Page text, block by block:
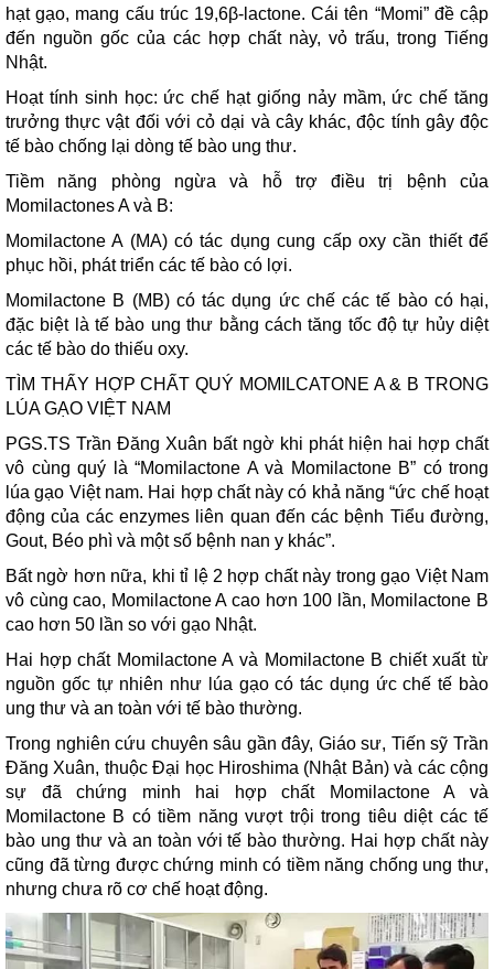
hạt gạo, mang cấu trúc 19,6β-lactone. Cái tên “Momi” đề cập
đến nguồn gốc của các hợp chất này, vỏ trấu, trong Tiếng
Nhật.
Hoạt tính sinh học: ức chế hạt giống nảy mầm, ức chế tăng
trưởng thực vật đối với cỏ dại và cây khác, độc tính gây độc
tế bào chống lại dòng tế bào ung thư.
Tiềm năng phòng ngừa và hỗ trợ điều trị bệnh của
Momilactones A và B:
Momilactone A (MA) có tác dụng cung cấp oxy cần thiết để
phục hồi, phát triển các tế bào có lợi.
Momilactone B (MB) có tác dụng ức chế các tế bào có hại,
đặc biệt là tế bào ung thư bằng cách tăng tốc độ tự hủy diệt
các tế bào do thiếu oxy.
TÌM THẤY HỢP CHẤT QUÝ MOMILCATONE A & B TRONG
LÚA GẠO VIỆT NAM
PGS.TS Trần Đăng Xuân bất ngờ khi phát hiện hai hợp chất
vô cùng quý là “Momilactone A và Momilactone B” có trong
lúa gạo Việt nam. Hai hợp chất này có khả năng “ức chế hoạt
động của các enzymes liên quan đến các bệnh Tiểu đường,
Gout, Béo phì và một số bệnh nan y khác”.
Bất ngờ hơn nữa, khi tỉ lệ 2 hợp chất này trong gạo Việt Nam
vô cùng cao, Momilactone A cao hơn 100 lần, Momilactone B
cao hơn 50 lần so với gạo Nhật.
Hai hợp chất Momilactone A và Momilactone B chiết xuất từ
nguồn gốc tự nhiên như lúa gạo có tác dụng ức chế tế bào
ung thư và an toàn với tế bào thường.
Trong nghiên cứu chuyên sâu gần đây, Giáo sư, Tiến sỹ Trần
Đăng Xuân, thuộc Đại học Hiroshima (Nhật Bản) và các cộng
sự đã chứng minh hai hợp chất Momilactone A và
Momilactone B có tiềm năng vượt trội trong tiêu diệt các tế
bào ung thư và an toàn với tế bào thường. Hai hợp chất này
cũng đã từng được chứng minh có tiềm năng chống ung thư,
nhưng chưa rõ cơ chế hoạt động.